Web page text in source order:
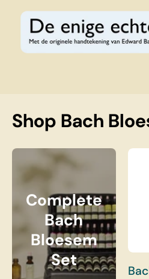
Shop Bach
Complete Bach
Complete
Bach
Bloesem
Set